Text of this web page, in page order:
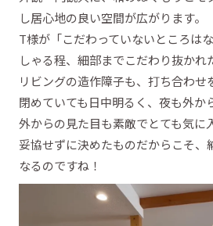
し居心地の良い空間が広がります。
T様が「こだわっていないところは
しゃる程、細部までこだわり抜かれ
リビングの造作障子も、打ち合わせ
閉めていても日中明るく、夜も外か
外からの見た目も素敵でとても気に
妥協せずに決めたものだからこそ、
なるのですね！